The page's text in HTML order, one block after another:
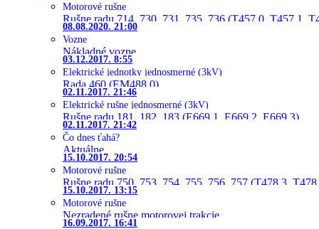
Motorové rušne
Rušne radu 714, 730, 731, 735, 736 (T457.0, T457.1,
08.08.2020. 21:00
Vozne
Nákladné vozne
03.12.2017. 8:55
Elektrické jednotky jednosmerné (3kV)
Rada 460 (EM488.0)
02.11.2017. 21:46
Elektrické rušne jednosmerné (3kV)
Rušne radu 181, 182, 183 (E669.1, E669.2, E669.3)
02.11.2017. 21:42
Čo dnes ťahá?
Aktuálne
15.10.2017. 20:54
Motorové rušne
Rušne radu 750, 753, 754, 755, 756, 757 (T478.3,
15.10.2017. 13:15
Motorové rušne
Nezradené rušne motorovej trakcie
16.09.2017. 16:41